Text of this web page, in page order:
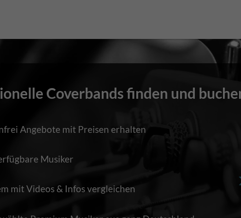
Coverbands finden und
Angebote mit Preisen erhalten
Musiker
mit Videos & Infos vergleichen